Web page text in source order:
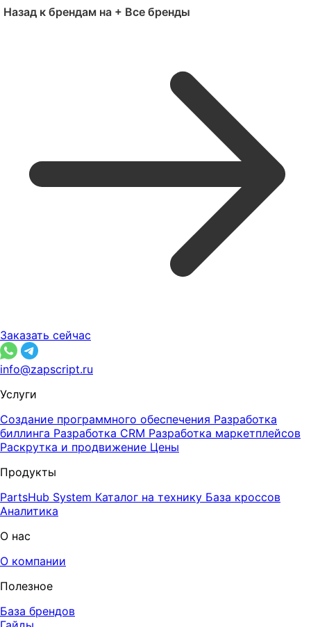
Назад к брендам на + Все бренды
Заказать сейчас
info@zapscript.ru
Услуги
Создание программного обеспечения Разработка
биллинга Разработка CRM Разработка маркетплейсов
Раскрутка и продвижение Цены
Продукты
PartsHub System Каталог на технику База кроссов
Аналитика
О нас
О компании
Полезное
База брендов